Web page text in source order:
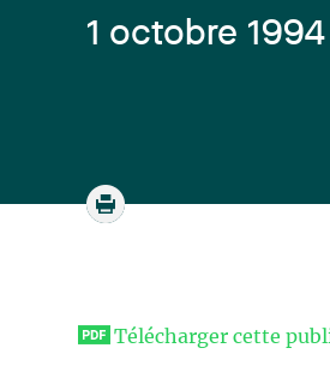
1 octobre 1994
Télécharger cette